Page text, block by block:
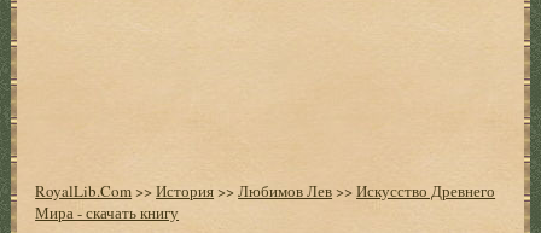
RoyalLib.Com>>История>>Любимов Лев>>Искусство Древнего
Мира - скачать книгу